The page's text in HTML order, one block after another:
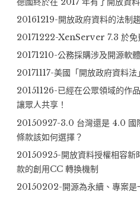
20161219-開放政府資料的法制
20171222-XenServer 7.3 於免
20171210-公務採購涉及開源軟
20171117-美國「開放政府資料法
20151126-已經在公眾領域的作
讓眾人共享！
20150927-3.0 台灣還是 4.0 國
條款該如何選擇？
20150925-開放資料授權相容新
款的創用CC 轉換機制
20150202-開源為永續、專案是